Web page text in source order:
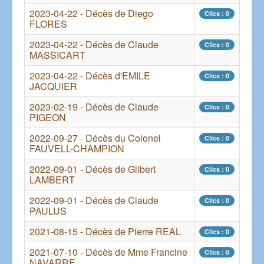
2023-04-22 - Décès de Diego
FLORES
Clics : 0
2023-04-22 - Décès de Claude
MASSICART
Clics : 0
2023-04-22 - Décès d'EMILE
JACQUIER
Clics : 0
2023-02-19 - Décès de Claude
PIGEON
Clics : 0
2022-09-27 - Décès du Colonel
FAUVELL-CHAMPION
Clics : 0
2022-09-01 - Décès de Gilbert
LAMBERT
Clics : 0
2022-09-01 - Décès de Claude
PAULUS
Clics : 0
2021-08-15 - Décès de Pierre REAL Clics : 0
2021-07-10 - Décès de Mme Francine Clics : 0